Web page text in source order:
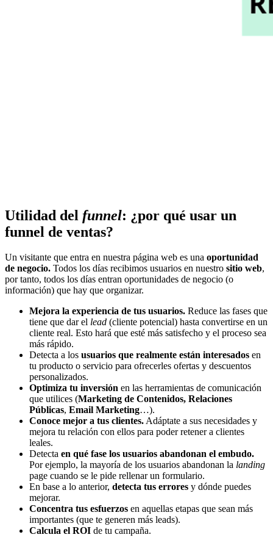
Utilidad del funnel: ¿por qué usar un
funnel de ventas?
Un visitante que entra en nuestra página web es una oportunidad
de negocio. Todos los días recibimos usuarios en nuestro sitio web,
por tanto, todos los días entran oportunidades de negocio (o
información) que hay que organizar.
Mejora la experiencia de tus usuarios. Reduce las fases que
tiene que dar el lead (cliente potencial) hasta convertirse en un
cliente real. Esto hará que esté más satisfecho y el proceso sea
más rápido.
Detecta a los usuarios que realmente están interesados en
tu producto o servicio para ofrecerles ofertas y descuentos
personalizados.
Optimiza tu inversión en las herramientas de comunicación
que utilices (Marketing de Contenidos, Relaciones
Públicas, Email Marketing…).
Conoce mejor a tus clientes.Adáptate a sus necesidades y
mejora tu relación con ellos para poder retener a clientes
leales.
Detecta en qué fase los usuarios abandonan el embudo.
Por ejemplo, la mayoría de los usuarios abandonan la landing
page cuando se le pide rellenar un formulario.
En base a lo anterior, detecta tus errores y dónde puedes
mejorar.
Concentra tus esfuerzos en aquellas etapas que sean más
importantes (que te generen más leads).
Calcula el ROI de tu campaña.